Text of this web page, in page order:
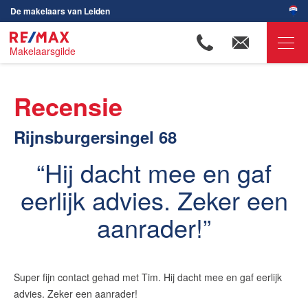
De makelaars van Leiden
Makelaarsgilde
Ons aanbod
Woningzoekers
Ons werkgebied
Huis verkopen
Huis huren
Recensie
Rijnsburgersingel 68
Hij dacht mee en gaf
eerlijk advies. Zeker een
aanrader!
Super fijn contact gehad met Tim. Hij dacht mee en gaf eerlijk
advies. Zeker een aanrader!